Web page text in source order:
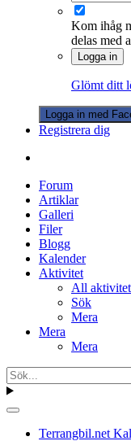
Kom ihåg
delas med
Logga in
Glömt ditt
Logga in med
Registrera dig
Forum
Artiklar
Galleri
Filer
Blogg
Kalender
Aktivitet
All aktivitet
Sök
Mera
Mera
Mera
Terrangbil.net